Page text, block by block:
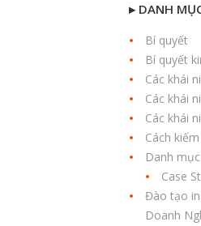
▸ DANH
Bí quyết
Bí quyết
Các khái
Các khái
Các khái
Cách
Danh mục
Case
Đào tạo
Doanh